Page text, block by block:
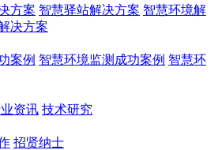
方案 智慧驿站解决方案 智慧环境解
决方案
案例 智慧环境监测成功案例 智慧环
资讯 技术研究
招贤纳士